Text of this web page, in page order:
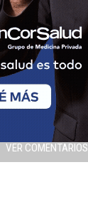
VER COMENTARIOS